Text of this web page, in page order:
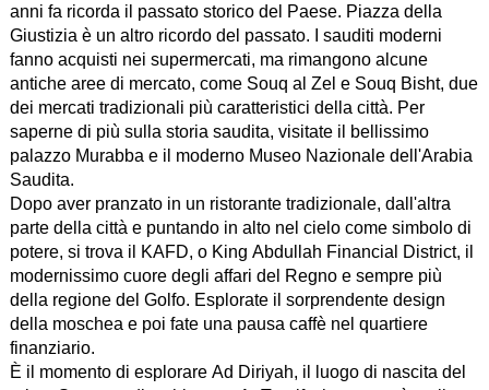
anni fa ricorda il passato storico del Paese. Piazza della
Giustizia è un altro ricordo del passato. I sauditi moderni
fanno acquisti nei supermercati, ma rimangono alcune
antiche aree di mercato, come Souq al Zel e Souq Bisht, due
dei mercati tradizionali più caratteristici della città. Per
saperne di più sulla storia saudita, visitate il bellissimo
palazzo Murabba e il moderno Museo Nazionale dell'Arabia
Saudita.
Dopo aver pranzato in un ristorante tradizionale, dall'altra
parte della città e puntando in alto nel cielo come simbolo di
potere, si trova il KAFD, o King Abdullah Financial District, il
modernissimo cuore degli affari del Regno e sempre più
della regione del Golfo. Esplorate il sorprendente design
della moschea e poi fate una pausa caffè nel quartiere
finanziario.
È il momento di esplorare Ad Diriyah, il luogo di nascita del